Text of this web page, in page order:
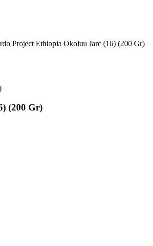
Project Ethiopia Okoluu Jarc (16) (200 Gr)
(200 Gr)